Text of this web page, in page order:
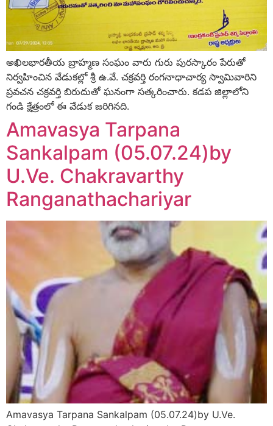
అఖిలభారతీయ బ్రాహ్మణ సంఘం వారు గురు పురస్కారం పేరుతో
నిర్వహించిన వేడుకల్లో శ్రీ ఉ.వే. చక్రవర్తి రంగనాధాచార్య స్వామివారిని
ప్రవచన చక్రవర్తి బిరుదుతో ఘనంగా సత్కరించారు. కడప జిల్లాలోని
గండి క్షేత్రంలో ఈ వేడుక జరిగినది.
Amavasya Tarpana
Sankalpam (05.07.24)by
U.Ve. Chakravarthy
Ranganathachariyar
Amavasya Tarpana Sankalpam (05.07.24)by U.Ve.